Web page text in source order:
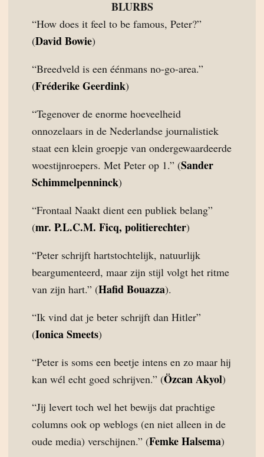
BLURBS
“How does it feel to be famous, Peter?”
(David Bowie)
“Breedveld is een éénmans no-go-area.”
(Fréderike Geerdink)
“Tegenover de enorme hoeveelheid
onnozelaars in de Nederlandse journalistiek
staat een klein groepje van ondergewaardeerde
woestijnroepers. Met Peter op 1.” (Sander
Schimmelpenninck)
“Frontaal Naakt dient een publiek belang”
(mr. P.L.C.M. Ficq, politierechter)
“Peter schrijft hartstochtelijk, natuurlijk
beargumenteerd, maar zijn stijl volgt het ritme
van zijn hart.” (Hafid Bouazza).
“Ik vind dat je beter schrijft dan Hitler”
(Ionica Smeets)
“Peter is soms een beetje intens en zo maar hij
kan wél echt goed schrijven.” (Özcan Akyol)
“Jij levert toch wel het bewijs dat prachtige
columns ook op weblogs (en niet alleen in de
oude media) verschijnen.” (Femke Halsema)